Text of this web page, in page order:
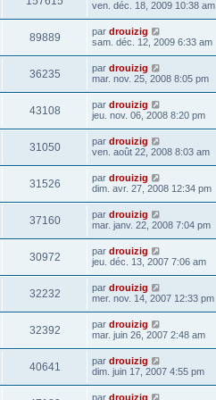
ven. déc. 18, 2009 10:38 am
89889 par drouizig
sam. déc. 12, 2009 6:33 am
36235 par drouizig
mar. nov. 25, 2008 8:05 pm
43108 par drouizig
jeu. nov. 06, 2008 8:20 pm
31050 par drouizig
ven. août 22, 2008 8:03 am
31526 par drouizig
dim. avr. 27, 2008 12:34 pm
37160 par drouizig
mar. janv. 22, 2008 7:04 pm
30972 par drouizig
jeu. déc. 13, 2007 7:06 am
32232 par drouizig
mer. nov. 14, 2007 12:33 pm
32392 par drouizig
mar. juin 26, 2007 2:48 am
40641 par drouizig
dim. juin 17, 2007 4:55 pm
par drouizig